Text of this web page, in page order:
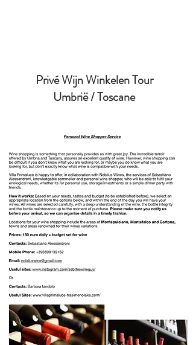
Privé Wijn Winkelen Tour
Umbrië / Toscane